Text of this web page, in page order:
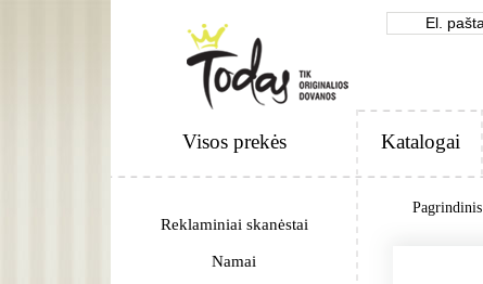
Visos prekės Katalogai
Reklaminiai skanėstai
Namai
Pagrindinis